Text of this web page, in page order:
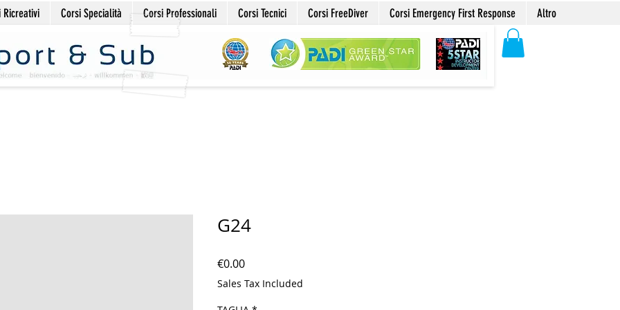
Ricreativi Corsi Specialità Corsi Professionali Corsi Tecnici Corsi FreeDiver Corsi Emergency First Response Altro
G24
€0.00Price
Sales Tax Included